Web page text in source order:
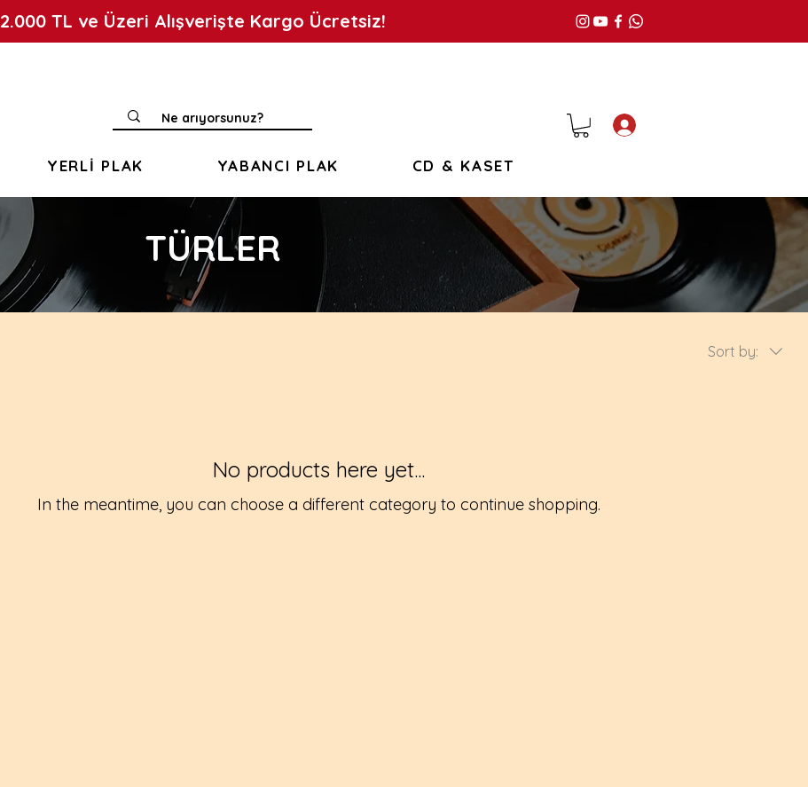
2.000 TL ve Üzeri Alışverişte Kargo Ücretsiz!
YERLİ PLAK YABANCI PLAK CD & KASET
TÜRLER
Sort by:
No products here yet...
In the meantime, you can choose a different category to continue shopping.